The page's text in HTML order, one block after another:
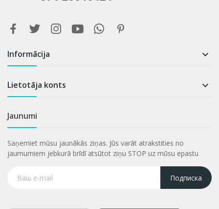
Informācija 
Lietotāja konts 
Jaunumi
Saņemiet mūsu jaunākās ziņas. Jūs varāt atrakstities no
jaumumiem jebkurā brīdī atsūtot ziņu STOP uz mūsu epastu
Подписка